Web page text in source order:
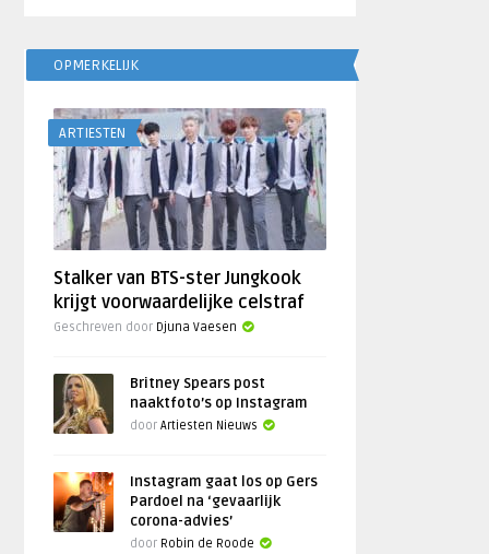
OPMERKELIJK
ARTIESTEN
Stalker van BTS-ster Jungkook
krijgt voorwaardelijke celstraf
Geschreven door Djuna Vaesen
Britney Spears post
naaktfoto’s op Instagram
doorArtiesten Nieuws
Instagram gaat los op Gers
Pardoel na ‘gevaarlijk
corona-advies’
door Robin de Roode